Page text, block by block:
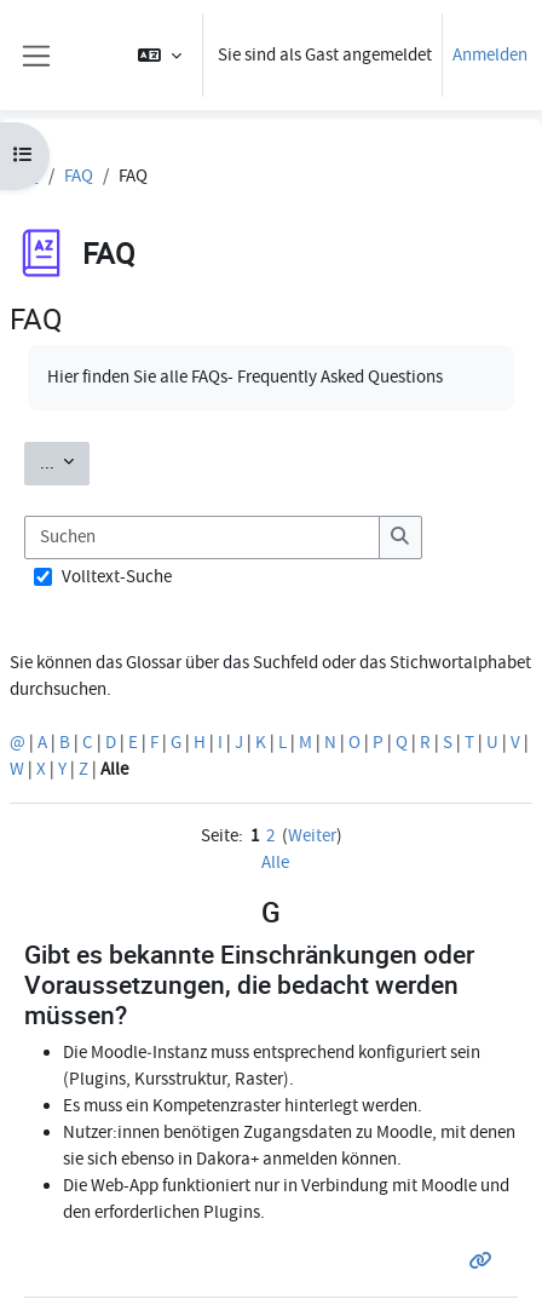
Sie sind als Gast angemeldet Anmelden
Kursindex öffnen
FAQ FAQ
FAQ
FAQ
Hier finden Sie alle FAQs- Frequently Asked Questions
... Einträge exportieren
Suchen
Suchen
Volltext-Suche
Sie können das Glossar über das Suchfeld oder das Stichwortalphabet
durchsuchen.
@ A B C D E F G H I J K L M N O P Q R S T U V
W X Y Z Alle
Seite: 1 2(Weiter)
Alle
G
Gibt es bekannte Einschränkungen oder
Voraussetzungen, die bedacht werden
müssen?
Die Moodle‑Instanz muss entsprechend konfiguriert sein
(Plugins, Kursstruktur, Raster).
Es muss ein Kompetenzraster hinterlegt werden.
Nutzer:innen benötigen Zugangsdaten zu Moodle, mit denen
sie sich ebenso in Dakora+ anmelden können.
Die Web-App funktioniert nur in Verbindung mit Moodle und
den erforderlichen Plugins.